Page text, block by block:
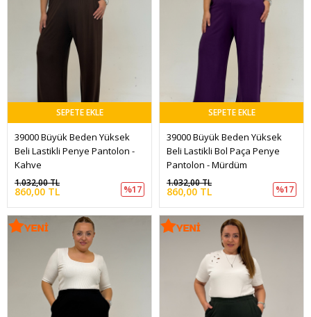
SEPETE EKLE
39000 Büyük Beden Yüksek
Beli Lastikli Penye Pantolon -
Kahve
860,00 TL
1.032,00 TL
%17
SEPETE EKLE
39000 Büyük Beden Yüksek
Beli Lastikli Bol Paça Penye
Pantolon - Mürdüm
860,00 TL
1.032,00 TL
%17